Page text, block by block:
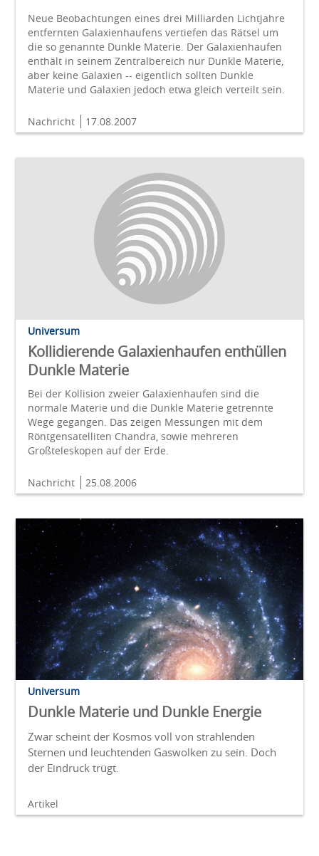
Neue Beobachtungen eines drei Milliarden Lichtjahre
entfernten Galaxienhaufens vertiefen das Rätsel um
die so genannte Dunkle Materie. Der Galaxienhaufen
enthält in seinem Zentralbereich nur Dunkle Materie,
aber keine Galaxien -- eigentlich sollten Dunkle
Materie und Galaxien jedoch etwa gleich verteilt sein.
Nachricht 17.08.2007
Universum
Kollidierende Galaxienhaufen enthüllen
Dunkle Materie
Bei der Kollision zweier Galaxienhaufen sind die
normale Materie und die Dunkle Materie getrennte
Wege gegangen. Das zeigen Messungen mit dem
Röntgensatelliten Chandra, sowie mehreren
Großteleskopen auf der Erde.
Nachricht 25.08.2006
Universum
Dunkle Materie und Dunkle Energie
Zwar scheint der Kosmos voll von strahlenden
Sternen und leuchtenden Gaswolken zu sein. Doch
der Eindruck trügt.
Artikel